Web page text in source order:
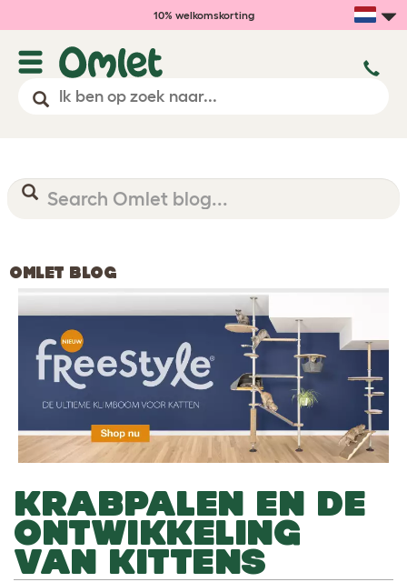
10% welkomskorting
OMLET BLOG
KRABPALEN EN DE
ONTWIKKELING
VAN KITTENS